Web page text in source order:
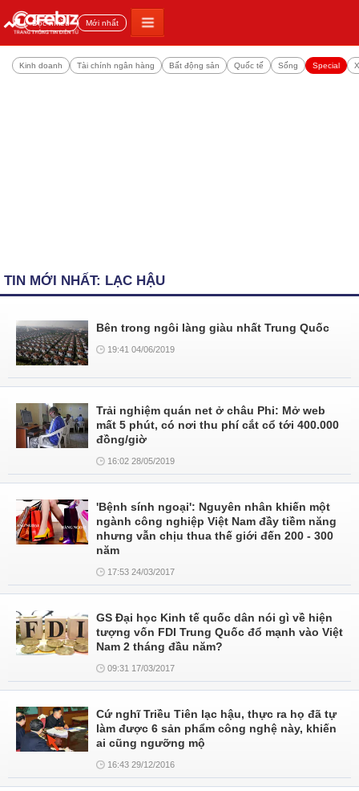
Đọc nhiều Mới nhất
Kinh doanh Tài chính ngân hàng Bất động sản Quốc tế Sống Special
TIN MỚI NHẤT: LẠC HẬU
Bên trong ngôi làng giàu nhất Trung Quốc
19:41 04/06/2019
Trải nghiệm quán net ở châu Phi: Mở web
mất 5 phút, có nơi thu phí cắt cổ tới 400.000
đồng/giờ
16:02 28/05/2019
'Bệnh sính ngoại': Nguyên nhân khiến một
ngành công nghiệp Việt Nam đầy tiềm năng
nhưng vẫn chịu thua thế giới đến 200 - 300
năm
17:53 24/03/2017
GS Đại học Kinh tế quốc dân nói gì về hiện
tượng vốn FDI Trung Quốc đổ mạnh vào Việt
Nam 2 tháng đầu năm?
09:31 17/03/2017
Cứ nghĩ Triều Tiên lạc hậu, thực ra họ đã tự
làm được 6 sản phẩm công nghệ này, khiến
ai cũng ngưỡng mộ
16:43 29/12/2016